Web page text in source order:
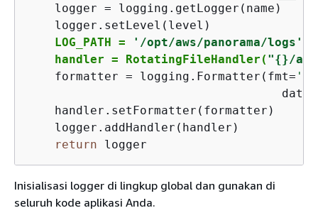
    logger = logging.getLogger(name)
    logger.setLevel(level)
LOG_PATH =
'/opt/aws/panorama/logs'
handler = RotatingFileHandler( "{}/
    formatter = logging.Formatter(fmt=
    handler.setFormatter(formatter)
    logger.addHandler(handler)
return logger
Inisialisasi logger di lingkup global dan gunakan di
seluruh kode aplikasi Anda.